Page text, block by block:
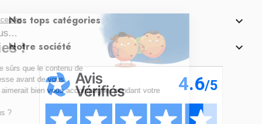
Nos tops catégories 
Notre société 